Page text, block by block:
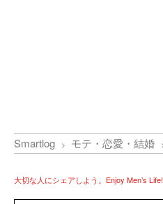
Smartlog モテ・恋愛・結婚
大切な人にシェアしよう。Enjoy Men’s Life!